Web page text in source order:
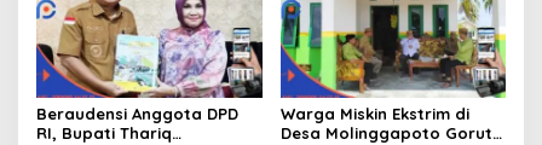
Beraudensi Anggota DPD
RI, Bupati Thariq
Warga Miskin Ekstrim di
Desa Molinggapoto Gorut